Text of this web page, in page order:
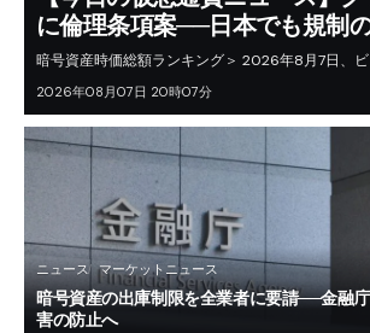
に倫理条項案──日本でも規制
暗号資産時価総額ランキング＞ 2026年8月7日、
2026年08月07日 20時07分
ニュース マーケットニュース
暗号資産の出庫制限を全業者に要請──金融
害の防止へ